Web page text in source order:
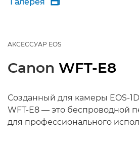

АКСЕССУАР EOS
Canon WFT-E8
Созданный для камеры EOS-
WFT-E8 –– это беспроводной
для профессионального